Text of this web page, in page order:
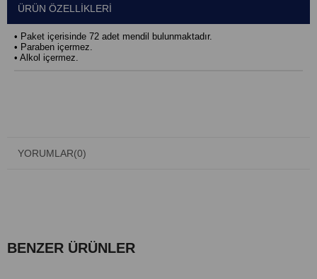
ÜRÜN ÖZELLIKLERI
• Paket içerisinde 72 adet mendil bulunmaktadır.
• Paraben içermez.
• Alkol içermez.
YORUMLAR(0)
BENZER ÜRÜNLER